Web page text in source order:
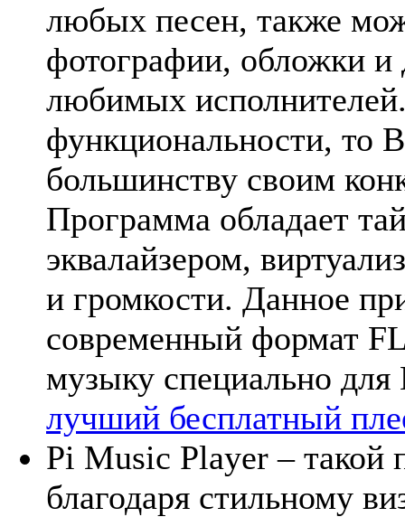
любых песен, также
фотографии, обложки
любимых
функциональности, то
большинству своим
Программа обладает
эквалайзером,
и громкости. Данное
современный формат
музыку специально
лучший бесплатный
Pi Music Player – такой
благодаря стильному